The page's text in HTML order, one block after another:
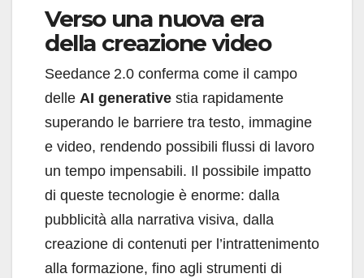
Verso una nuova era
della creazione video
Seedance 2.0 conferma come il campo
delle AI generative stia rapidamente
superando le barriere tra testo, immagine
e video, rendendo possibili flussi di lavoro
un tempo impensabili. Il possibile impatto
di queste tecnologie è enorme: dalla
pubblicità alla narrativa visiva, dalla
creazione di contenuti per l’intrattenimento
alla formazione, fino agli strumenti di